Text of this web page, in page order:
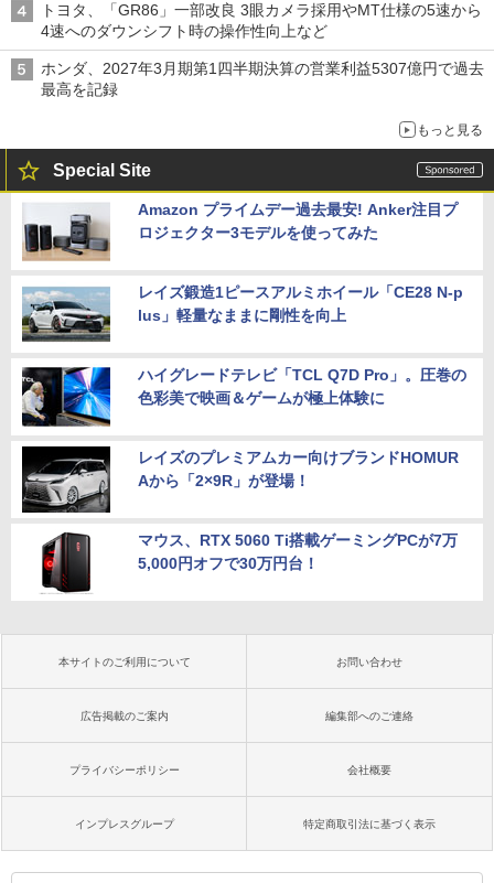
トヨタ、「GR86」一部改良 3眼カメラ採用やMT仕様の5速から
4速へのダウンシフト時の操作性向上など
ホンダ、2027年3月期第1四半期決算の営業利益5307億円で過去
最高を記録
もっと見る
Special Site
Amazon プライムデー過去最安! Anker注目プ
ロジェクター3モデルを使ってみた
レイズ鍛造1ピースアルミホイール「CE28 N-p
lus」軽量なままに剛性を向上
ハイグレードテレビ「TCL Q7D Pro」。圧巻の
色彩美で映画＆ゲームが極上体験に
レイズのプレミアムカー向けブランドHOMUR
Aから「2×9R」が登場！
マウス、RTX 5060 Ti搭載ゲーミングPCが7万
5,000円オフで30万円台！
本サイトのご利用について お問い合わせ
広告掲載のご案内 編集部へのご連絡
プライバシーポリシー 会社概要
インプレスグループ 特定商取引法に基づく表示